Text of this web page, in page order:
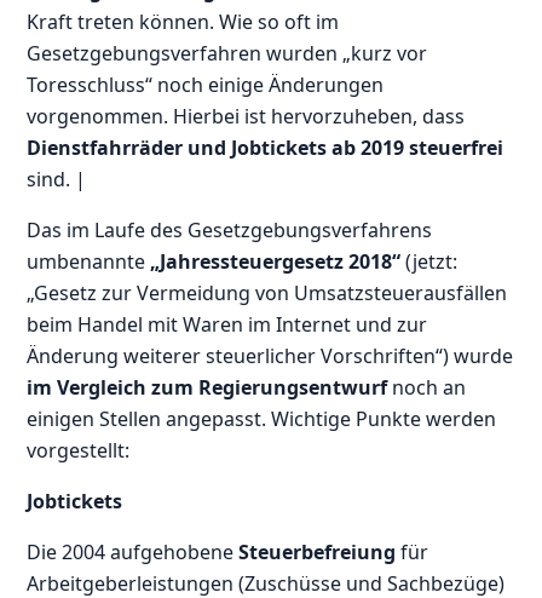
Kraft treten können. Wie so oft im
Gesetzgebungsverfahren wurden „kurz vor
Toresschluss“ noch einige Änderungen
vorgenommen. Hierbei ist hervorzuheben, dass
Dienstfahrräder und Jobtickets ab 2019 steuerfrei
sind. |
Das im Laufe des Gesetzgebungsverfahrens
umbenannte „Jahressteuergesetz 2018“(jetzt:
„Gesetz zur Vermeidung von Umsatzsteuerausfällen
beim Handel mit Waren im Internet und zur
Änderung weiterer steuerlicher Vorschriften“) wurde
im Vergleich zum Regierungsentwurfnoch an
einigen Stellen angepasst. Wichtige Punkte werden
vorgestellt:
Jobtickets
Die 2004 aufgehobeneSteuerbefreiung für
Arbeitgeberleistungen (Zuschüsse und Sachbezüge)